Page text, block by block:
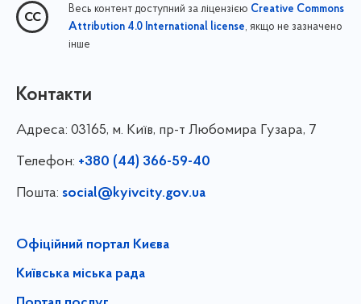
Весь контент доступний за ліцензією Creative Commons
Attribution 4.0 International license, якщо не зазначено
інше
Контакти
Адреса: 03165, м. Київ, пр-т Любомира Гузара, 7
Телефон: +380 (44) 366-59-40
Пошта: social@kyivcity.gov.ua
Офіційний портал Києва
Київська міська рада